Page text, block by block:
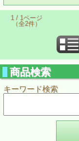
1 / 1ページ
（全2件）
商品検索
キーワード検索